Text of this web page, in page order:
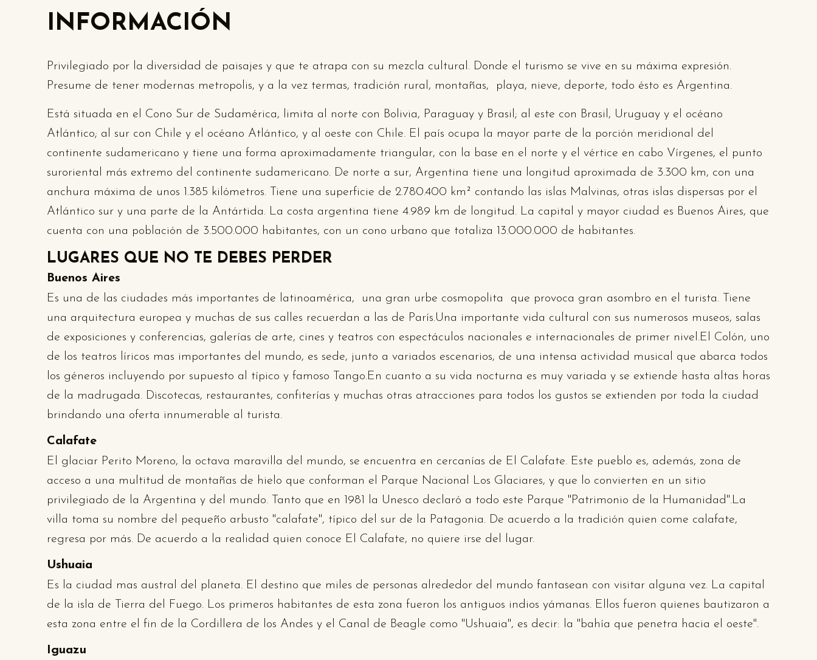
INFORMACIÓN
Privilegiado por la diversidad de paisajes y que te atrapa con su mezcla cultural. Donde el turismo se vive en su máxima expresión.
Presume de tener modernas metropolis, y a la vez termas, tradición rural, montañas, playa, nieve, deporte, todo ésto es Argentina.
Está situada en el Cono Sur de Sudamérica, limita al norte con Bolivia, Paraguay y Brasil; al este con Brasil, Uruguay y el océano
Atlántico; al sur con Chile y el océano Atlántico, y al oeste con Chile. El país ocupa la mayor parte de la porción meridional del
continente sudamericano y tiene una forma aproximadamente triangular, con la base en el norte y el vértice en cabo Vírgenes, el punto
suroriental más extremo del continente sudamericano. De norte a sur, Argentina tiene una longitud aproximada de 3.300 km, con una
anchura máxima de unos 1.385 kilómetros. Tiene una superficie de 2.780.400 km² contando las islas Malvinas, otras islas dispersas por el
Atlántico sur y una parte de la Antártida. La costa argentina tiene 4.989 km de longitud. La capital y mayor ciudad es Buenos Aires, que
cuenta con una población de 3.500.000 habitantes, con un cono urbano que totaliza 13.000.000 de habitantes.
LUGARES QUE NO TE DEBES PERDER
Buenos Aires
Es una de las ciudades más importantes de latinoamérica, una gran urbe cosmopolita que provoca gran asombro en el turista. Tiene
una arquitectura europea y muchas de sus calles recuerdan a las de París.Una importante vida cultural con sus numerosos museos, salas
de exposiciones y conferencias, galerías de arte, cines y teatros con espectáculos nacionales e internacionales de primer nivel.El Colón, uno
de los teatros líricos mas importantes del mundo, es sede, junto a variados escenarios, de una intensa actividad musical que abarca todos
los géneros incluyendo por supuesto al típico y famoso Tango.En cuanto a su vida nocturna es muy variada y se extiende hasta altas horas
de la madrugada. Discotecas, restaurantes, confiterías y muchas otras atracciones para todos los gustos se extienden por toda la ciudad
brindando una oferta innumerable al turista.
Calafate
El glaciar Perito Moreno, la octava maravilla del mundo, se encuentra en cercanías de El Calafate. Este pueblo es, además, zona de
acceso a una multitud de montañas de hielo que conforman el Parque Nacional Los Glaciares, y que lo convierten en un sitio
privilegiado de la Argentina y del mundo. Tanto que en 1981 la Unesco declaró a todo este Parque "Patrimonio de la Humanidad".La
villa toma su nombre del pequeño arbusto "calafate", típico del sur de la Patagonia. De acuerdo a la tradición quien come calafate,
regresa por más. De acuerdo a la realidad quien conoce El Calafate, no quiere irse del lugar.
Ushuaia
Es la ciudad mas austral del planeta. El destino que miles de personas alrededor del mundo fantasean con visitar alguna vez. La capital
de la isla de Tierra del Fuego. Los primeros habitantes de esta zona fueron los antiguos indios yámanas. Ellos fueron quienes bautizaron a
esta zona entre el fin de la Cordillera de los Andes y el Canal de Beagle como "Ushuaia", es decir: la "bahía que penetra hacia el oeste".
Iguazu